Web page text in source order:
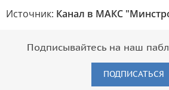
Источник: Канал в МАКС
Подписывайтесь на наш
ПОДПИСАТЬСЯ